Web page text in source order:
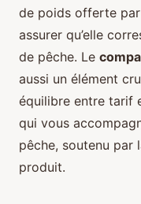
de poids offerte
assurer qu’elle
de pêche. Le
aussi un élément
équilibre entre tarif
qui vous
pêche, soutenu par
produit.